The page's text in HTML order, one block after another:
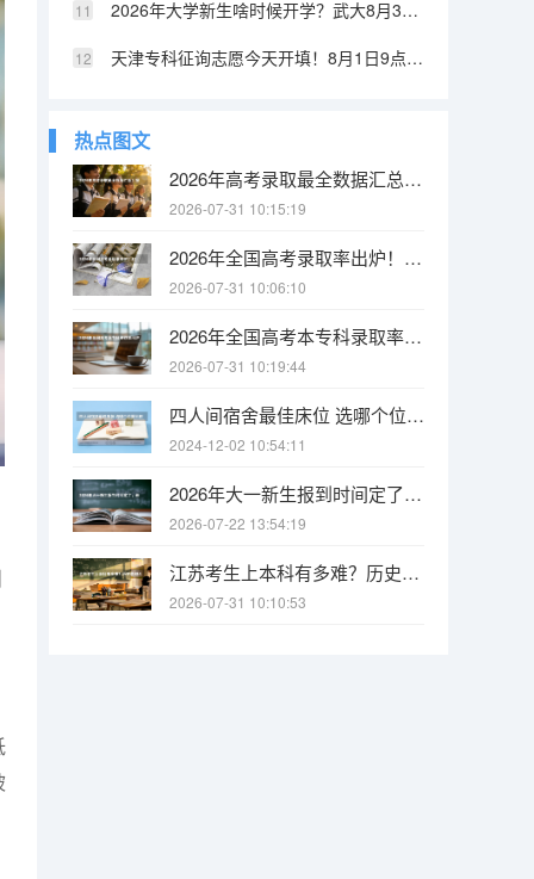
2026年大学新生啥时候开学？武大8月31日报到，北方工业8月28日就到了
天津专科征询志愿今天开填！8月1日9点到8月2日12点，别错过
热点图文
2026年高考录取最全数据汇总！报名人数、录取率、各省排名一张表看懂
2026-07-31 10:15:19
2026年全国高考录取率出炉！1290万人报名，本科率只有40%？
2026-07-31 10:06:10
2026年全国高考本专科录取率出炉！10个人里8个有学上，但本科只有4个
2026-07-31 10:19:44
四人间宿舍最佳床位 选哪个位置比较好？
2024-12-02 10:54:11
2026年大一新生报到时间定了，最早8月底就开学，买票要趁早
2026-07-22 13:54:19
江苏考生上本科有多难？历史类484分才能上本科，物理类456分
2026-07-31 10:10:53